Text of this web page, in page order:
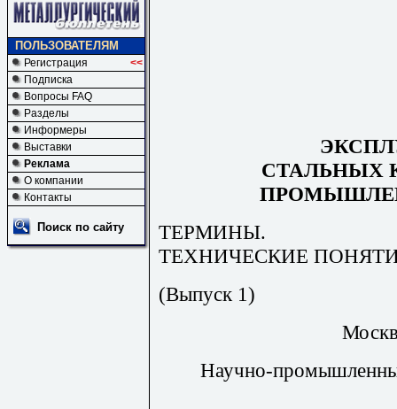
ПОЛЬЗОВАТЕЛЯМ
Регистрация
<<
Подписка
Вопросы FAQ
Разделы
Информеры
Выставки
Реклама
О компании
Контакты
Поиск по сайту
СТАЛЬНЫХ
ТЕРМИНЫ.
ТЕХНИЧЕСКИЕ
(Выпуск 1)
Научно-